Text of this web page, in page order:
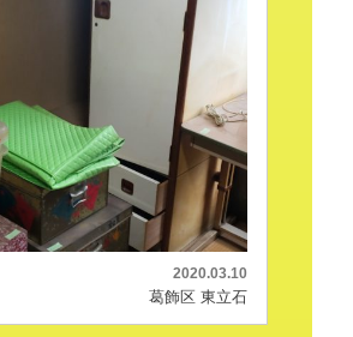
2020.03.10
葛飾区 東立石